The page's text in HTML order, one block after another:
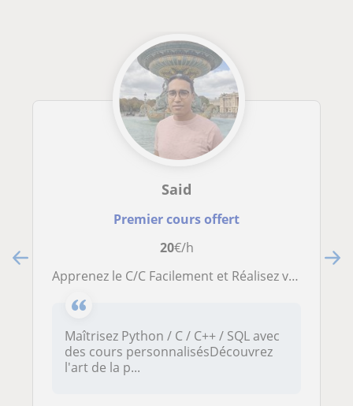
Said
Premier cours offert
20€/h
Apprenez le C/C Facilement et Réalisez vos Premiers Projets
Maîtrisez Python / C / C++ / SQL avec
des cours personnalisésDécouvrez
l'art de la p...